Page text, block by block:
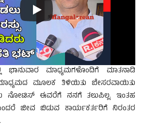
ಮಾಧ್ಯಮಗಳೊಂದಿಗೆ ಮಾತನಾಡಿ
ಮೂಲಕ ತಿಳಿಯಿತು ಬೇಸರವಾಯಿತು
ನೋಟಿಸ್ ಈವರೆಗೆ ನನಗೆ ತಲುಪಿಲ್ಲ. ಇಂತಹ
ಜೀವ ಬಿಡುವ ಕಾರ್ಯಕರ್ತರಿಗೆ ನಿರಂತರ